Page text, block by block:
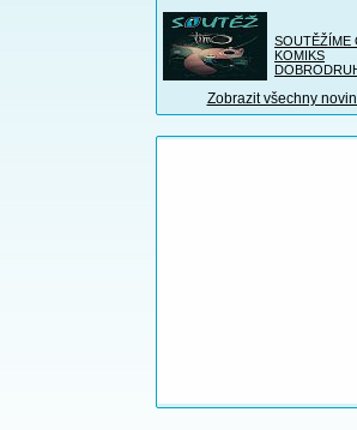
SOUTĚŽÍME
KOMIKS
Zobrazit všechny